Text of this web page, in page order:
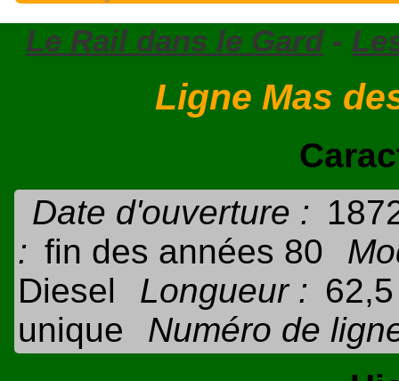
Le Rail dans le Gard-
Ligne Mas
Date d'ouverture :
: fin des années 80
Diesel
Longueur :
unique
Numéro de